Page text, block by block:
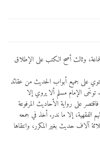
وثالث أصح الكتب على الإطلاق
على جميع أبواب الحديث من عقائد
توخّى الإمام مسلم ألا يروي إلا
على رواية الأحاديث المرفوعة
الفقهية، إلا ما ندر. أخذ في جمعه
آلاف حديث بغير المكرر، وانتقاها